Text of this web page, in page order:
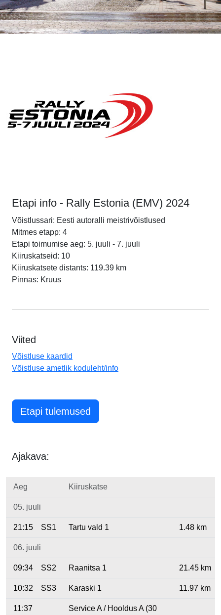
Etapi info - Rally Estonia (EMV) 2024
Võistlussari: Eesti autoralli meistrivõistlused
Mitmes etapp: 4
Etapi toimumise aeg: 5. juuli - 7. juuli
Kiiruskatseid: 10
Kiiruskatsete distants: 119.39 km
Pinnas: Kruus
Viited
Võistluse kaardid
Võistluse ametlik koduleht/info
Etapi tulemused
Ajakava:
Aeg Kiiruskatse
05. juuli
21:15 SS1 Tartu vald 1 1.48 km
06. juuli
09:34 SS2 Raanitsa 1 21.45 km
10:32 SS3 Karaski 1 11.97 km
11:37
Service A / Hooldus A (30